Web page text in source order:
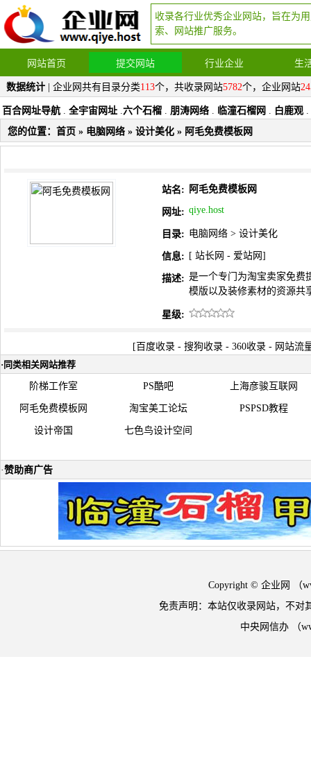
收录各行业优秀企业网站，旨在为
索、网站推广服务。
网站首页 提交网站 行业企业 生
数据统计 | 企业网共有目录分类113个，共收录网站5782个，企业网站
百合网址导航 . 全宇宙网址 .六个石榴 . 朋涛网络 . 临潼石榴网 . 白鹿观 .
您的位置： 首页 » 电脑网络 » 设计美化 » 阿毛免费模板网
站名: 阿毛免费模板网
网址: qiye.host
目录: 电脑网络 > 设计美化
信息: [ 站长网 - 爱站网 ]
描述: 是一个专门为淘宝卖家免费
模版以及装修素材的资源共
星级:
[ 百度收录 - 搜狗收录 - 360收录 - 网站流
· 同类相关网站推荐
阶梯工作室 PS酷吧 上海彦骏互联网
阿毛免费模板网 淘宝美工论坛 PSPSD教程
设计帝国 七色鸟设计空间
·赞助商广告
Copyright © 企业网 （
免责声明：本站仅收录网站，不对
中央网信办 （